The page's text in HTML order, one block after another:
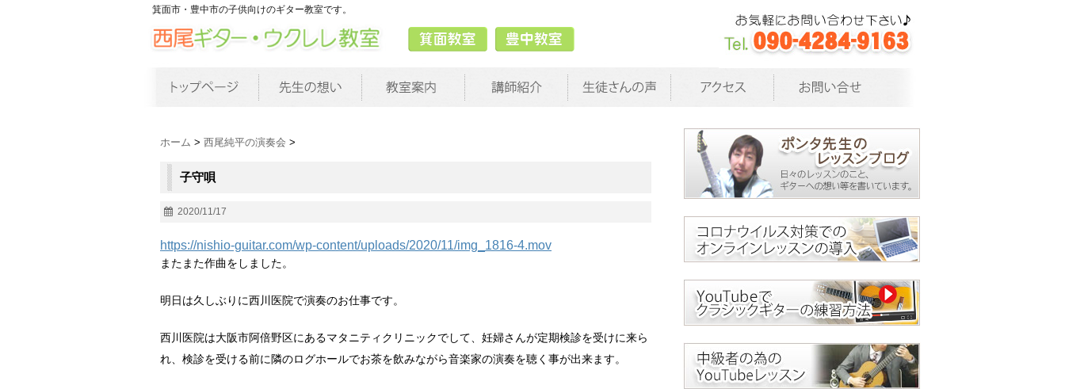
箕面市・豊中市の子供向けのギター教室です。
ホーム > 西尾純平の演奏会 >
子守唄
2020/11/17
https://nishio-guitar.com/wp-content/uploads/2020/11/img_1816-4.mov
またまた作曲をしました。
明日は久しぶりに西川医院で演奏のお仕事です。
西川医院は大阪市阿倍野区にあるマタニティクリニックでして、妊婦さんが定期検診を受けに来ら
れ、検診を受ける前に隣のログホールでお茶を飲みながら音楽家の演奏を聴く事が出来ます。